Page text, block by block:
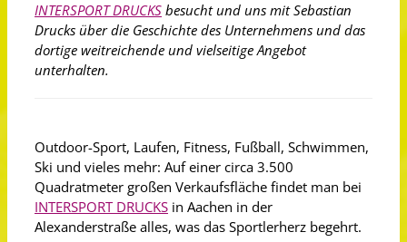
INTERSPORT DRUCKS besucht und uns mit Sebastian
Drucks über die Geschichte des Unternehmens und das
dortige weitreichende und vielseitige Angebot
unterhalten.
Outdoor-Sport, Laufen, Fitness, Fußball, Schwimmen,
Ski und vieles mehr: Auf einer circa 3.500
Quadratmeter großen Verkaufsfläche findet man bei
INTERSPORT DRUCKS in Aachen in der
Alexanderstraße alles, was das Sportlerherz begehrt.